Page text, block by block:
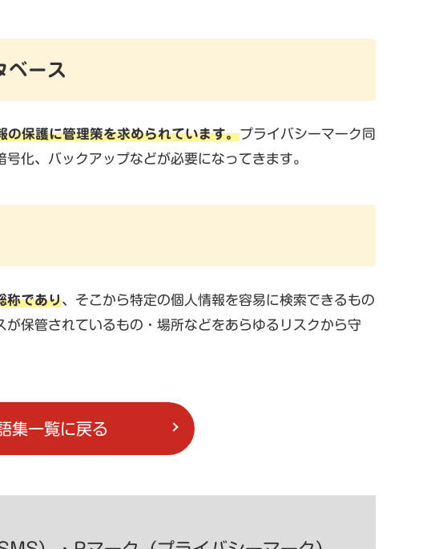
ベース
の保護に管理策を求められています。プライバシーマーク同
化、バックアップなどが必要になってきます。
称であり、そこから特定の個人情報を容易に検索できるもの
保管されているもの・場所などをあらゆるリスクから守
集一覧に戻る